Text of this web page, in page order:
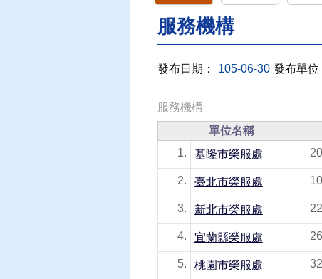
服務機構
發布日期： 105-06-30 發布單位
服務機構
單位名稱
1.
基隆市榮服處
2. 臺北市榮服處
3. 新北市榮服處
4. 宜蘭縣榮服處
5. 桃園市榮服處